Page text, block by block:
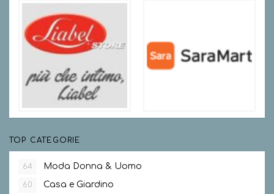
TOP CATEGORIE
64 Moda Donna & Uomo
60 Casa e Giardino